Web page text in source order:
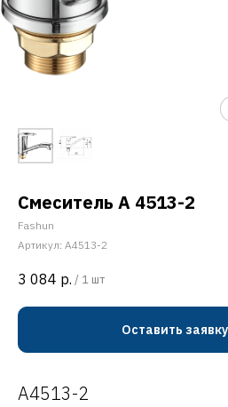
Смеситель A 4513-2
Fashun
Артикул: A4513-2
3 084 р. / 1 шт
Оставить заявку
A4513-2